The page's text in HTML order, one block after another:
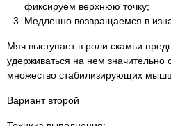
фиксируем верхнюю точку;
Медленно возвращаемся в
Мяч выступает в роли скамьи
удерживаться на нем значительно
множество стабилизирующих мышц.
Вариант второй